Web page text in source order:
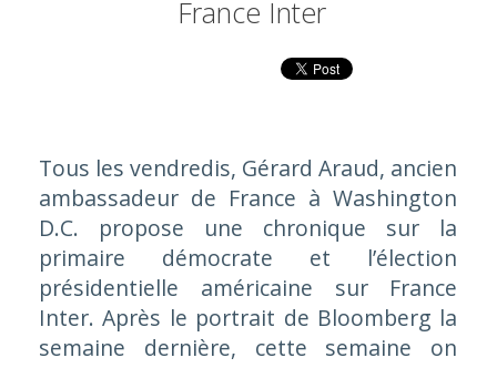
France Inter
Tous les vendredis, Gérard Araud, ancien
ambassadeur de France à Washington
D.C. propose une chronique sur la
primaire démocrate et l’élection
présidentielle américaine sur France
Inter. Après le portrait de Bloomberg la
semaine dernière, cette semaine on